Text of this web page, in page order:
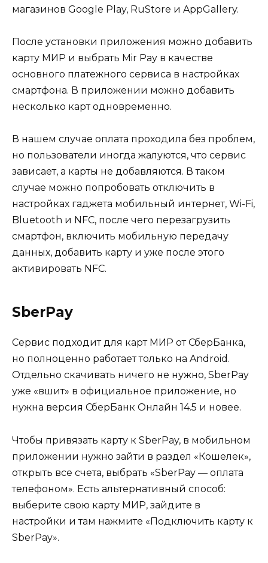
магазинов Google Play, RuStore и AppGallery.
После установки приложения можно добавить
карту МИР и выбрать Mir Pay в качестве
основного платежного сервиса в настройках
смартфона. В приложении можно добавить
несколько карт одновременно.
В нашем случае оплата проходила без проблем,
но пользователи иногда жалуются, что сервис
зависает, а карты не добавляются. В таком
случае можно попробовать отключить в
настройках гаджета мобильный интернет, Wi-Fi,
Bluetooth и NFC, после чего перезагрузить
смартфон, включить мобильную передачу
данных, добавить карту и уже после этого
активировать NFC.
SberPay
Сервис подходит для карт МИР от СберБанка,
но полноценно работает только на Android.
Отдельно скачивать ничего не нужно, SberPay
уже «вшит» в официальное приложение, но
нужна версия СберБанк Онлайн 14.5 и новее.
Чтобы привязать карту к SberPay, в мобильном
приложении нужно зайти в раздел «Кошелек»,
открыть все счета, выбрать «SberPay — оплата
телефоном». Есть альтернативный способ:
выберите свою карту МИР, зайдите в
настройки и там нажмите «Подключить карту к
SberPay».